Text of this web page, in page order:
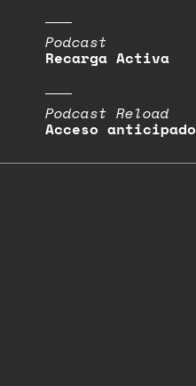
Podcast
Recarga Activa
Podcast Reload
Acceso anticipado